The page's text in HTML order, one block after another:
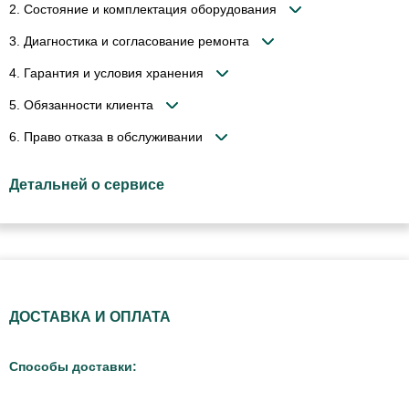
2. Состояние и комплектация оборудования
3. Диагностика и согласование ремонта
4. Гарантия и условия хранения
5. Обязанности клиента
6. Право отказа в обслуживании
Детальней о сервисе
ДОСТАВКА И ОПЛАТА
Способы доставки: